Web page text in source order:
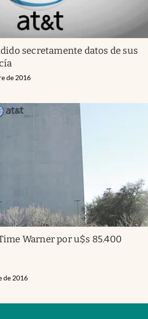
secretamente datos de sus
de 2016
Warner por u$s 85.400
de 2016